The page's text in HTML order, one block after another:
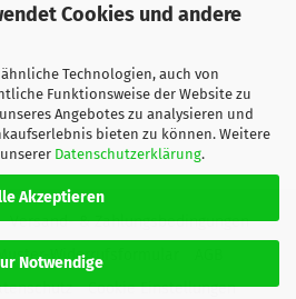
Cookies und andere
Technologien, auch von
Funktionsweise der Website zu
Angebotes zu analysieren und
bieten zu können. Weitere
Datenschutzerklärung.
Akzeptieren
Notwendige
Versand- & Zahlungsbedingungen
Widerrufsformular
Cookie Einstellungen